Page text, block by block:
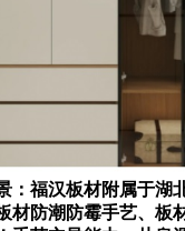
：福汉板材附属于湖
材防潮防霉手艺、板